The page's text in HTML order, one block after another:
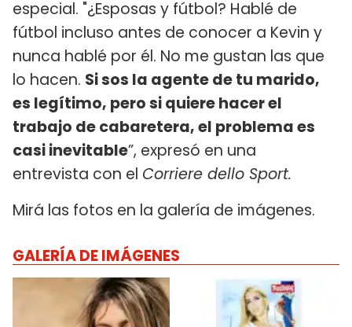
especial. "¿Esposas y fútbol? Hablé de
fútbol incluso antes de conocer a Kevin y
nunca hablé por él. No me gustan las que
lo hacen. Si sos la agente de tu marido,
es legítimo, pero si quiere hacer el
trabajo de cabaretera, el problema es
casi inevitable”, expresó en una
entrevista con el Corriere dello Sport.
Mirá las fotos en la galería de imágenes.
GALERÍA DE IMÁGENES